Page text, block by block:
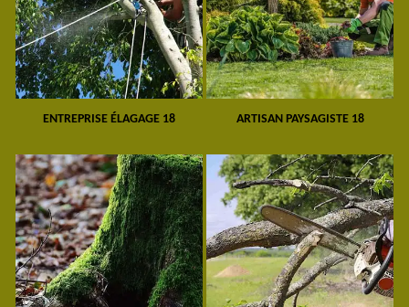
ENTREPRISE ÉLAGAGE 18 ARTISAN PAYSAGISTE 18